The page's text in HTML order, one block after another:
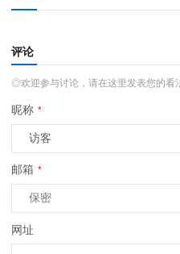
评论
◎欢迎参与讨论，请在这里发表您的看
昵称 *
邮箱 *
网址